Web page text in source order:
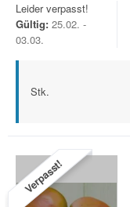
Leider verpasst!
Gültig: 25.02. -
03.03.
Stk.
Verpasst!